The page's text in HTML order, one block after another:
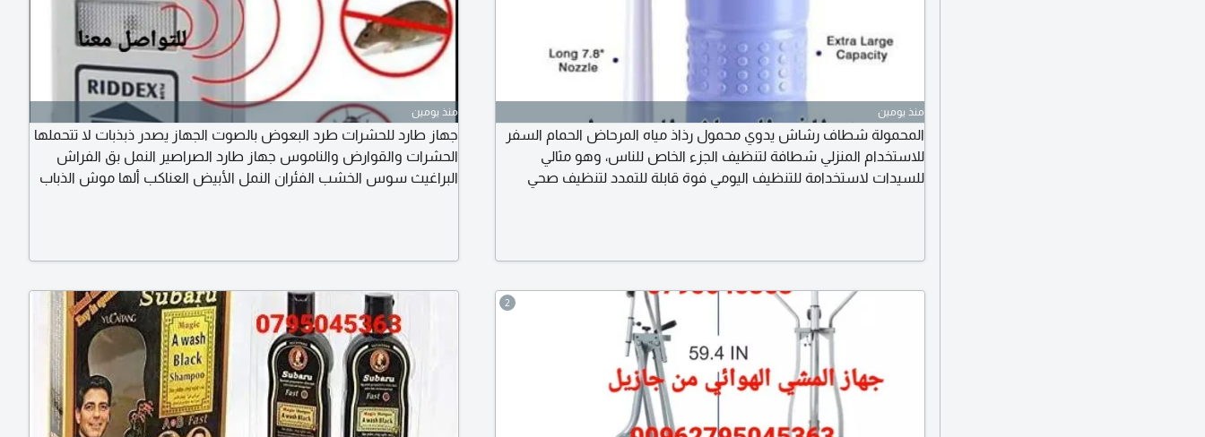
منذ يومين
المحمولة شطاف رشاش يدوي محمول رذاذ مياه المرحاض الحمام السفر
للاستخدام المنزلي شطافة لتنظيف الجزء الخاص للناس، وهو مثالي
للسيدات لاستخدامة للتنظيف اليومي فوة قابلة للتمدد لتنظيف صحي
منذ يومين
جهاز طارد للحشرات طرد البعوض بالصوت الجهاز يصدر ذبذبات لا تتحملها
الحشرات والقوارض والناموس جهاز طارد الصراصير النمل بق الفراش
البراغيث سوس الخشب الفئران النمل الأبيض العناكب ألها موش الذباب
2